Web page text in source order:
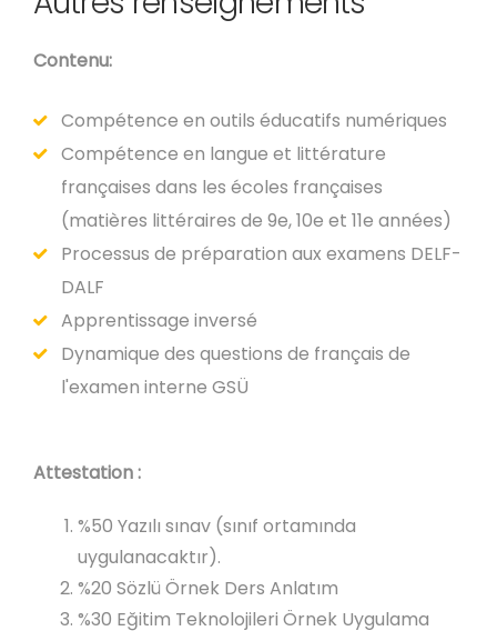
Contenu:
Compétence en outils éducatifs numériques
Compétence en langue et littérature
françaises dans les écoles françaises
(matières littéraires de 9e, 10e et 11e années)
Processus de préparation aux examens DELF-
DALF
Apprentissage inversé
Dynamique des questions de français de
l'examen interne GSÜ
Attestation :
%50 Yazılı sınav (sınıf ortamında
uygulanacaktır).
%20 Sözlü Örnek Ders Anlatım
%30 Eğitim Teknolojileri Örnek Uygulama